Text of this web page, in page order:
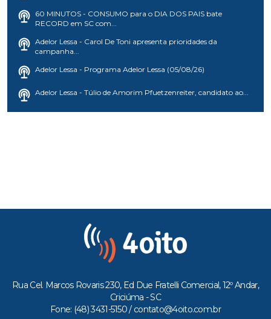
60 MINUTOS - CONSUMO para o DIA DOS PAIS bate
RECORD em SC com...
Adelor Lessa - Carol De Toni apresenta prioridades da
campanha...
Adelor Lessa - Programa Adelor Lessa (05/08/26)
Adelor Lessa - Túlio de Amorim Pfuetzenreiter, candidato ao...
Rua Cel. Marcos Rovaris 230, Ed Due Fratelli Comercial, 12º Andar,
Criciúma - SC
Fone: (48) 3431-5150 / contato@4oito.com.br